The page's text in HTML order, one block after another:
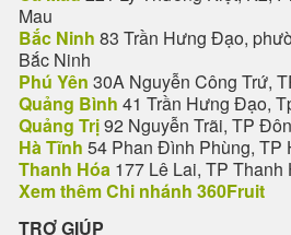
Mau
Bắc Ninh 83 Trần Hưng Đạo,
Bắc Ninh
Phú Yên 30A Nguyễn Công Trứ,
Quảng Bình 41 Trần Hưng Đạo,
Quảng Trị92 Nguyễn Trãi, TP
Hà Tĩnh 54 Phan Đình Phùng, TP
Thanh Hóa 177 Lê Lai, TP Thanh
Xem thêm Chi nhánh 360Fruit
TRỢ GIÚP